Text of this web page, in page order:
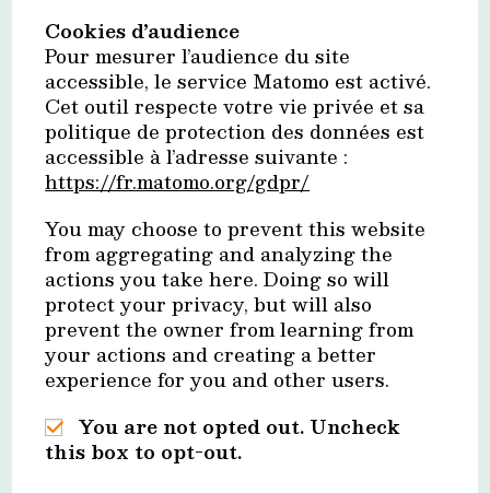
Cookies d’audience
Pour mesurer l’audience du site
accessible, le service Matomo est activé.
Cet outil respecte votre vie privée et sa
politique de protection des données est
accessible à l’adresse suivante :
https://fr.matomo.org/gdpr/
You may choose to prevent this website
from aggregating and analyzing the
actions you take here. Doing so will
protect your privacy, but will also
prevent the owner from learning from
your actions and creating a better
experience for you and other users.
You are not opted out. Uncheck
this box to opt-out.